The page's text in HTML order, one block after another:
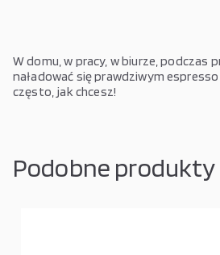
W domu, w pracy, w biurze, podczas
naładować się prawdziwym
często, jak chcesz!
Podobne produkty